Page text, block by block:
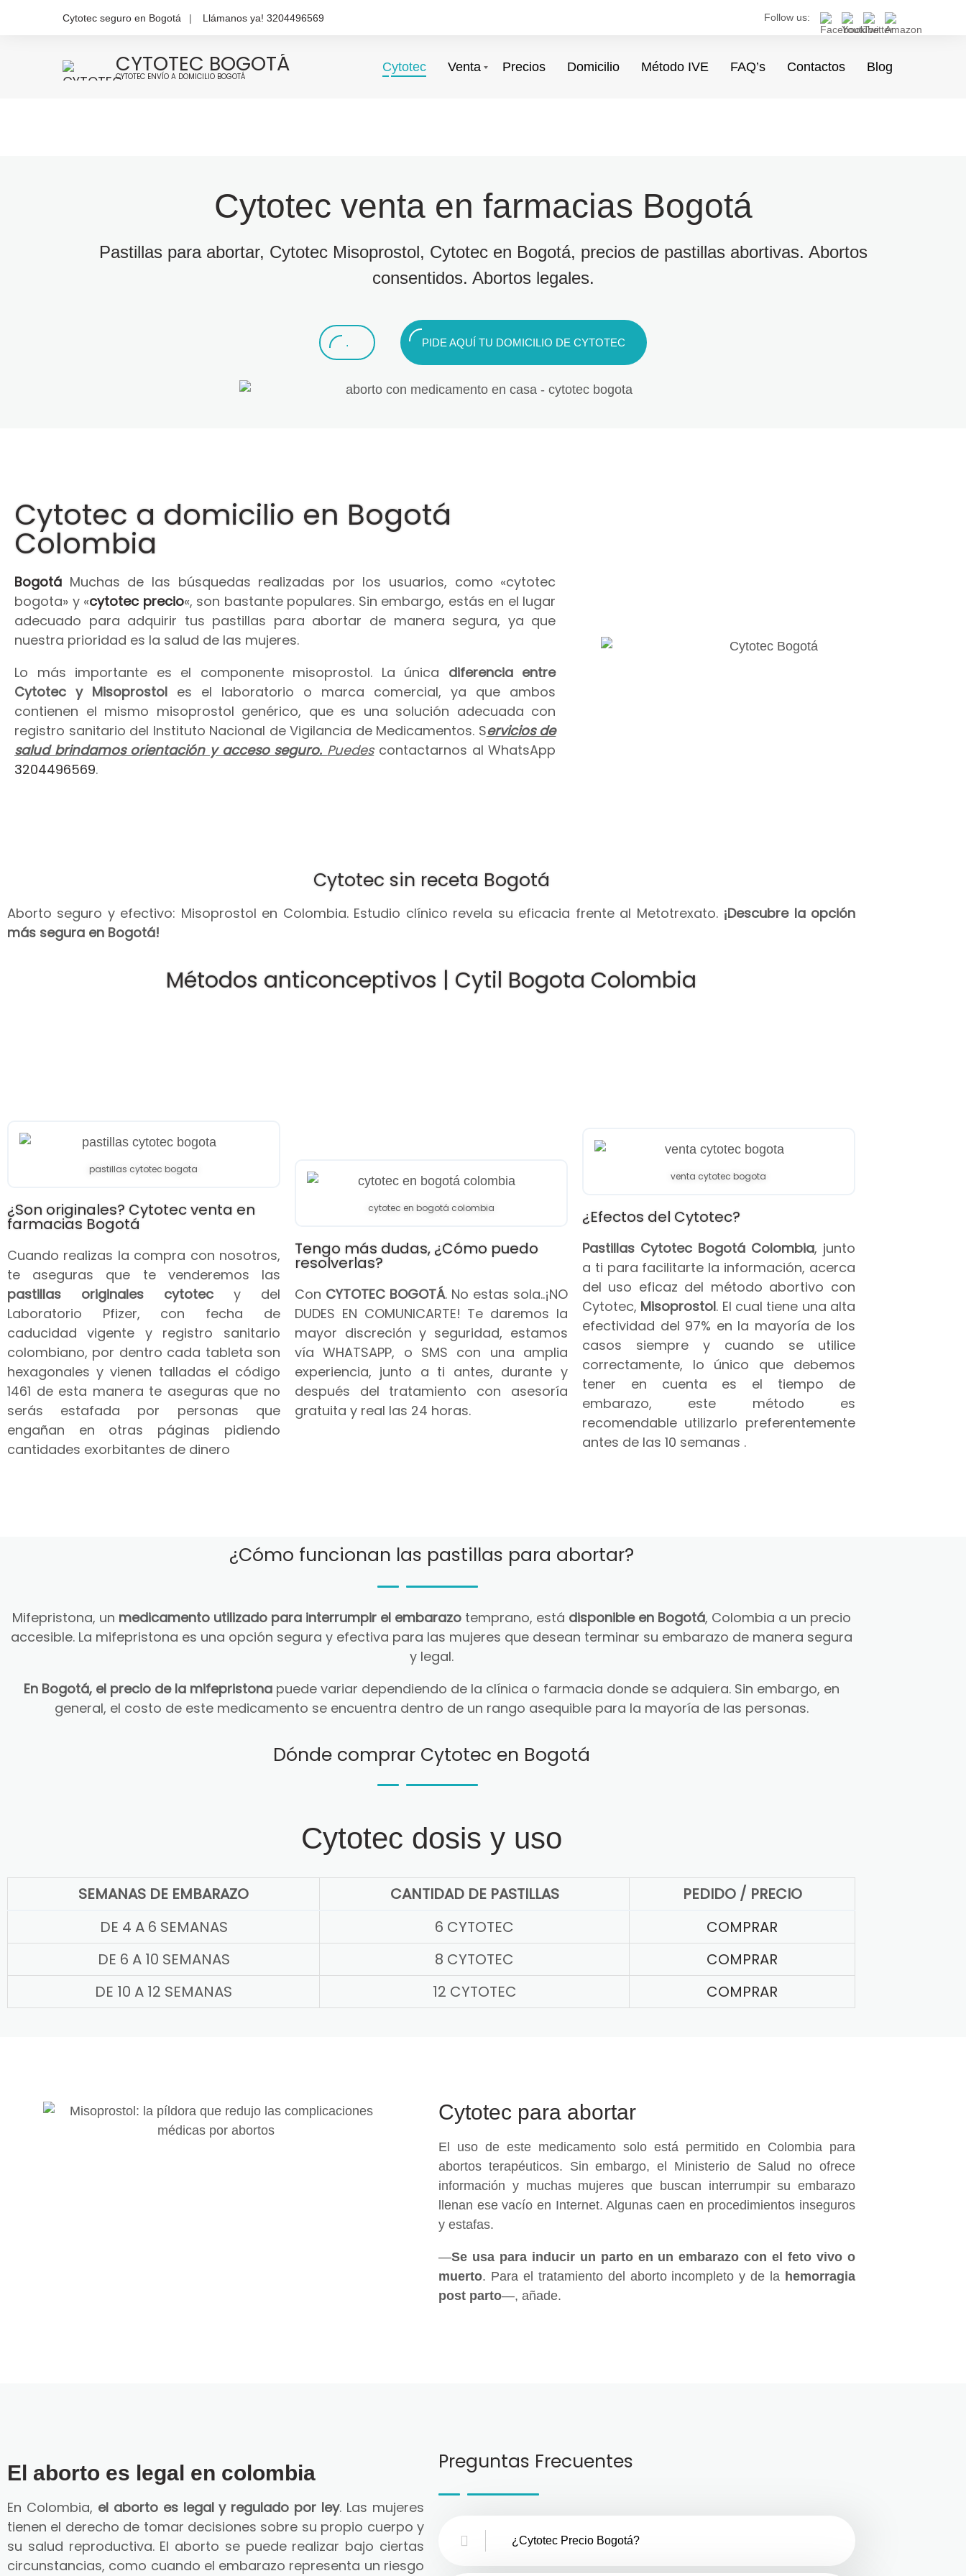
Cytotec seguro en Bogotá Llámanos ya! 3204496569 Follow us:
CYTOTEC BOGOTÁ
CYTOTEC ENVÍO A DOMICILIO BOGOTÁ
Cytotec Venta Precios Domicilio Método IVE FAQ’s Contactos Blog
Cytotec venta en farmacias Bogotá
Pastillas para abortar, Cytotec Misoprostol, Cytotec en Bogotá, precios de pastillas abortivas. Abortos
consentidos. Abortos legales.
. PIDE AQUÍ TU DOMICILIO DE CYTOTEC
Cytotec a domicilio en Bogotá
Colombia
Bogotá Muchas de las búsquedas realizadas por los usuarios, como «cytotec
bogota» y «cytotec precio«, son bastante populares. Sin embargo, estás en el lugar
adecuado para adquirir tus pastillas para abortar de manera segura, ya que
nuestra prioridad es la salud de las mujeres.
Lo más importante es el componente misoprostol. La única diferencia entre
Cytotec y Misoprostol es el laboratorio o marca comercial, ya que ambos
contienen el mismo misoprostol genérico, que es una solución adecuada con
registro sanitario del Instituto Nacional de Vigilancia de Medicamentos. Servicios de
salud brindamos orientación y acceso seguro. Puedescontactarnos al WhatsApp
3204496569.
Cytotec sin receta Bogotá
Aborto seguro y efectivo: Misoprostol en Colombia. Estudio clínico revela su eficacia frente al Metotrexato. ¡Descubre la opción
más segura en Bogotá!
Métodos anticonceptivos | Cytil Bogota Colombia
pastillas cytotec bogota
¿Son originales? Cytotec venta en
farmacias Bogotá
Cuando realizas la compra con nosotros,
te aseguras que te venderemos las
pastillas originales cytotec y del
Laboratorio Pfizer, con fecha de
caducidad vigente y registro sanitario
colombiano, por dentro cada tableta son
hexagonales y vienen talladas el código
1461 de esta manera te aseguras que no
serás estafada por personas que
engañan en otras páginas pidiendo
cantidades exorbitantes de dinero
cytotec en bogotá colombia
Tengo más dudas, ¿Cómo puedo
resolverlas?
Con CYTOTEC BOGOTÁ. No estas sola..¡NO
DUDES EN COMUNICARTE! Te daremos la
mayor discreción y seguridad, estamos
vía WHATSAPP, o SMS con una amplia
experiencia, junto a ti antes, durante y
después del tratamiento con asesoría
gratuita y real las 24 horas.
venta cytotec bogota
¿Efectos del Cytotec?
Pastillas Cytotec Bogotá Colombia, junto
a ti para facilitarte la información, acerca
del uso eficaz del método abortivo con
Cytotec, Misoprostol. El cual tiene una alta
efectividad del 97% en la mayoría de los
casos siempre y cuando se utilice
correctamente, lo único que debemos
tener en cuenta es el tiempo de
embarazo, este método es
recomendable utilizarlo preferentemente
antes de las 10 semanas .
¿Cómo funcionan las pastillas para abortar?
Mifepristona, un medicamento utilizado para interrumpir el embarazotemprano, está disponible en Bogotá, Colombia a un precio
accesible. La mifepristona es una opción segura y efectiva para las mujeres que desean terminar su embarazo de manera segura
y legal.
En Bogotá, el precio de la mifepristonapuede variar dependiendo de la clínica o farmacia donde se adquiera. Sin embargo, en
general, el costo de este medicamento se encuentra dentro de un rango asequible para la mayoría de las personas.
Dónde comprar Cytotec en Bogotá
Cytotec dosis y uso
SEMANAS DE EMBARAZO CANTIDAD DE PASTILLAS
PEDIDO / PRECIO
DE 4 A 6 SEMANAS
6 CYTOTEC
COMPRAR
DE 6 A 10 SEMANAS
8 CYTOTEC
COMPRAR
DE 10 A 12 SEMANAS
12 CYTOTEC COMPRAR
Cytotec para abortar
El uso de este medicamento solo está permitido en Colombia para
abortos terapéuticos. Sin embargo, el Ministerio de Salud no ofrece
información y muchas mujeres que buscan interrumpir su embarazo
llenan ese vacío en Internet. Algunas caen en procedimientos inseguros
y estafas.
—Se usa para inducir un parto en un embarazo con el feto vivo o
muerto. Para el tratamiento del aborto incompleto y de la hemorragia
post parto—, añade.
El aborto es legal en colombia
En Colombia, el aborto es legal y regulado por ley. Las mujeres
tienen el derecho de tomar decisiones sobre su propio cuerpo y
su salud reproductiva. El aborto se puede realizar bajo ciertas
circunstancias, como cuando el embarazo representa un riesgo
Preguntas Frecuentes
¿Cytotec Precio Bogotá?